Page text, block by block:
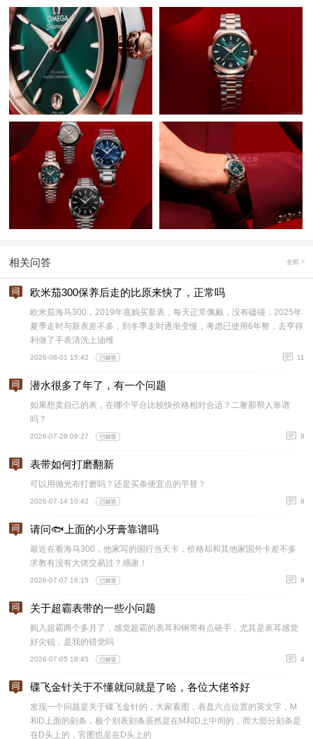
相关问答 全部 >
欧米茄300保养后走的比原来快了，正常吗
欧米茄海马300，2019年底购买新表，每天正常佩戴，没有磕碰，2025年
夏季走时与新表差不多，到冬季走时逐渐变慢，考虑已使用6年整，去亨得
利做了手表清洗上油维
2026-08-01 15:42 11
潜水很多了年了，有一个问题
如果想卖自己的表，在哪个平台比较快价格相对合适？二奢那帮人靠谱
吗？
2026-07-28 09:27 8
表带如何打磨翻新
可以用抛光布打磨吗？还是买条便宜点的平替？
2026-07-14 10:42 9
请问🐟上面的小牙膏靠谱吗
最近在看海马300，他家写的国行当天卡，价格却和其他家国外卡差不多
求教有没有大佬交易过？感谢！
2026-07-07 16:15 9
关于超霸表带的一些小问题
购入超霸两个多月了，感觉超霸的表耳和钢带有点硌手，尤其是表耳感觉
好尖锐，是我的错觉吗
2026-07-05 18:45 4
碟飞金针关于不懂就问就是了哈，各位大佬爷好
发现一个问题是关于碟飞金针的，大家看图，表盘六点位置的英文字，M
和D上面的刻条，极个别表刻条居然是在M和D上中间的，而大部分刻条是
在D头上的，官图也是在D头上的